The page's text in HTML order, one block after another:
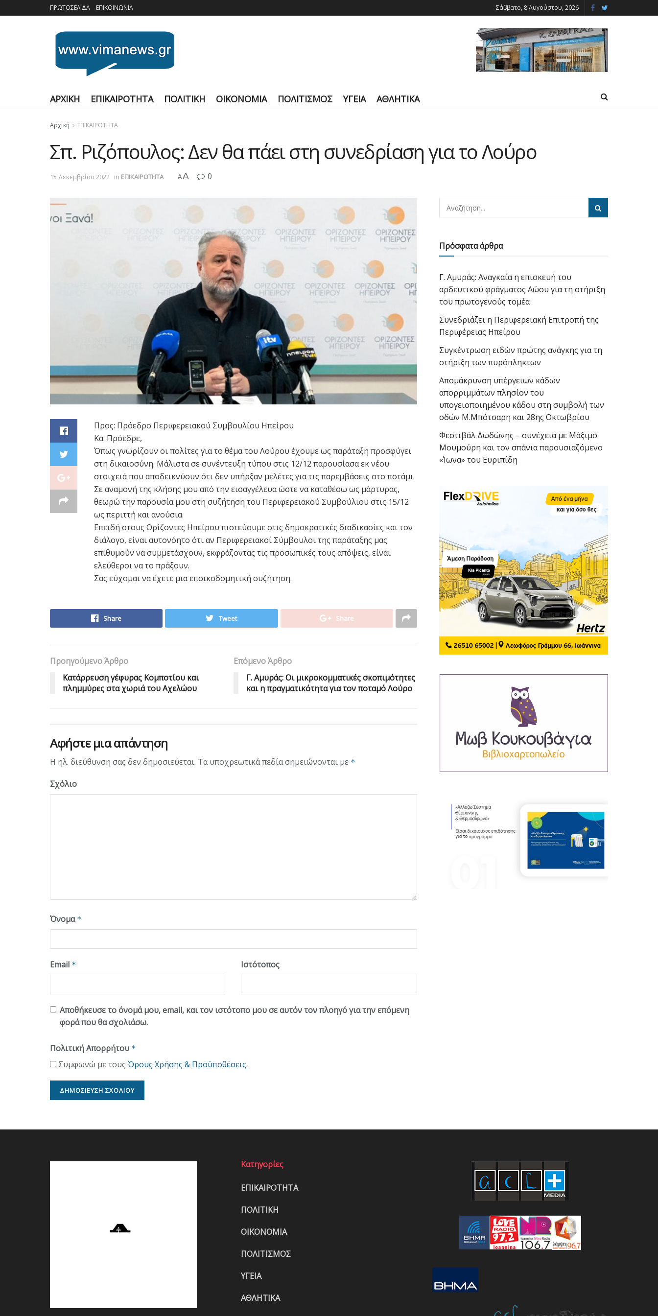
ΠΡΩΤΟΣΕΛΙΔΑ ΕΠΙΚΟΙΝΩΝΙΑ Σάββατο, 8 Αυγούστου, 2026
ΑΡΧΙΚΗ ΕΠΙΚΑΙΡΟΤΗΤΑ ΠΟΛΙΤΙΚΗ ΟΙΚΟΝΟΜΙΑ ΠΟΛΙΤΙΣΜΟΣ ΥΓΕΙΑ ΑΘΛΗΤΙΚΑ
Αρχική ΕΠΙΚΑΙΡΟΤΗΤΑ
Σπ. Ριζόπουλος: Δεν θα πάει στη συνεδρίαση για το Λούρο
15 Δεκεμβρίου 2022 in ΕΠΙΚΑΙΡΟΤΗΤΑ AA 0
Προς: Πρόεδρο Περιφερειακού Συμβουλίου Ηπείρου
Κα. Πρόεδρε,
Όπως γνωρίζουν οι πολίτες για το θέμα του Λούρου έχουμε ως παράταξη προσφύγει
στη δικαιοσύνη. Μάλιστα σε συνέντευξη τύπου στις 12/12 παρουσίασα εκ νέου
στοιχειά που αποδεικνύουν ότι δεν υπήρξαν μελέτες για τις παρεμβάσεις στο ποτάμι.
Σε αναμονή της κλήσης μου από την εισαγγέλευα ώστε να καταθέσω ως μάρτυρας,
θεωρώ την παρουσία μου στη συζήτηση του Περιφερειακού Συμβούλιου στις 15/12
ως περιττή και ανούσια.
Επειδή στους Ορίζοντες Ηπείρου πιστεύουμε στις δημοκρατικές διαδικασίες και τον
διάλογο, είναι αυτονόητο ότι αν Περιφερειακοί Σύμβουλοι της παράταξης μας
επιθυμούν να συμμετάσχουν, εκφράζοντας τις προσωπικές τους απόψεις, είναι
ελεύθεροι να το πράξουν.
Σας εύχομαι να έχετε μια εποικοδομητική συζήτηση.
Share Tweet Share
Προηγούμενο Άρθρο
Κατάρρευση γέφυρας Κομποτίου και
πλημμύρες στα χωριά του Αχελώου
Επόμενο Άρθρο
Γ. Αμυράς: Οι μικροκομματικές σκοπιμότητες
και η πραγματικότητα για τον ποταμό Λούρο
Αφήστε μια απάντηση
Η ηλ. διεύθυνση σας δεν δημοσιεύεται. Τα υποχρεωτικά πεδία σημειώνονται με *
Σχόλιο
Όνομα *
Email * Ιστότοπος
Αποθήκευσε το όνομά μου, email, και τον ιστότοπο μου σε αυτόν τον πλοηγό για την επόμενη
φορά που θα σχολιάσω.
Πολιτική Απορρήτου *
Συμφωνώ με τους Όρους Χρήσης & Προϋποθέσεις.
Πρόσφατα άρθρα
Γ. Αμυράς: Αναγκαία η επισκευή του
αρδευτικού φράγματος Αώου για τη στήριξη
του πρωτογενούς τομέα
Συνεδριάζει η Περιφερειακή Επιτροπή της
Περιφέρειας Ηπείρου
Συγκέντρωση ειδών πρώτης ανάγκης για τη
στήριξη των πυρόπληκτων
Απομάκρυνση υπέργειων κάδων
απορριμμάτων πλησίον του
υπογειοποιημένου κάδου στη συμβολή των
οδών Μ.Μπότσαρη και 28ης Οκτωβρίου
Φεστιβάλ Δωδώνης – συνέχεια με Μάξιμο
Μουμούρη και τον σπάνια παρουσιαζόμενο
«Ίωνα» του Ευριπίδη
Κατηγορίες
ΕΠΙΚΑΙΡΟΤΗΤΑ
ΠΟΛΙΤΙΚΗ
ΟΙΚΟΝΟΜΙΑ
ΠΟΛΙΤΙΣΜΟΣ
ΥΓΕΙΑ
ΑΘΛΗΤΙΚΑ